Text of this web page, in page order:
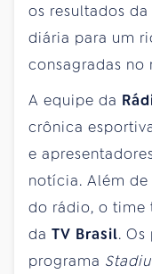
os resultados
diária para um
consagradas
A equipe da
crônica
e
notícia. Além
do rádio, o time
da TV Brasil.
programa